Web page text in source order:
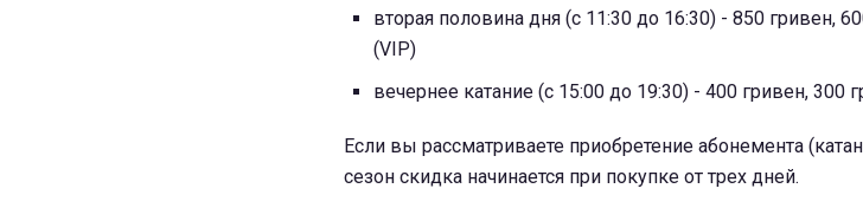
вторая половина дня (с 11:30 до 16:30) - 850 гривен,
(VIP)
вечернее катание (с 15:00 до 19:30) - 400 гривен, 300
Если вы рассматриваете приобретение абонемента
сезон скидка начинается при покупке от трех дней.